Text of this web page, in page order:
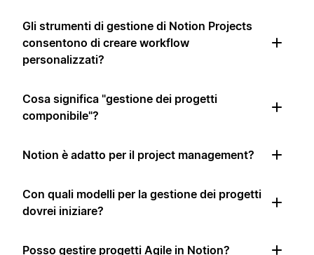
Gli strumenti di gestione di Notion Projects
consentono di creare workflow
personalizzati?
Cosa significa "gestione dei progetti
componibile"?
Notion è adatto per il project management?
Con quali modelli per la gestione dei progetti
dovrei iniziare?
Posso gestire progetti Agile in Notion?